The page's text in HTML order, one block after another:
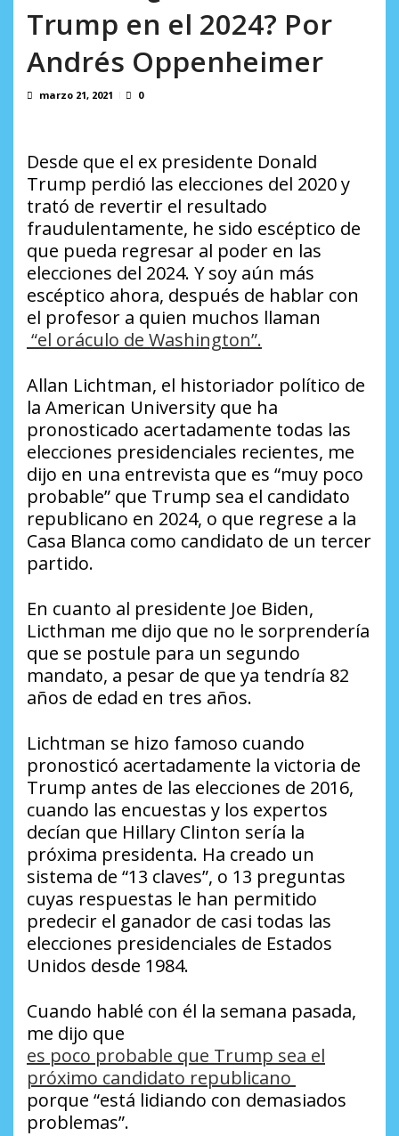
Rodeo I por la libertad inmediata de l...
AGOSTO 5, 2026
Trump en el 2024? Por
Andrés Oppenheimer
marzo 21, 2021 0
Desde que el ex presidente Donald
Trump perdió las elecciones del 2020 y
trató de revertir el resultado
fraudulentamente, he sido escéptico de
que pueda regresar al poder en las
elecciones del 2024. Y soy aún más
escéptico ahora, después de hablar con
el profesor a quien muchos llaman
“el oráculo de Washington”.
Allan Lichtman, el historiador político de
la American University que ha
pronosticado acertadamente todas las
elecciones presidenciales recientes, me
dijo en una entrevista que es “muy poco
probable” que Trump sea el candidato
republicano en 2024, o que regrese a la
Casa Blanca como candidato de un tercer
partido.
En cuanto al presidente Joe Biden,
Licthman me dijo que no le sorprendería
que se postule para un segundo
mandato, a pesar de que ya tendría 82
años de edad en tres años.
Lichtman se hizo famoso cuando
pronosticó acertadamente la victoria de
Trump antes de las elecciones de 2016,
cuando las encuestas y los expertos
decían que Hillary Clinton sería la
próxima presidenta. Ha creado un
sistema de “13 claves”, o 13 preguntas
cuyas respuestas le han permitido
predecir el ganador de casi todas las
elecciones presidenciales de Estados
Unidos desde 1984.
Cuando hablé con él la semana pasada,
me dijo que
es poco probable que Trump sea el
próximo candidato republicano
porque “está lidiando con demasiados
problemas”.